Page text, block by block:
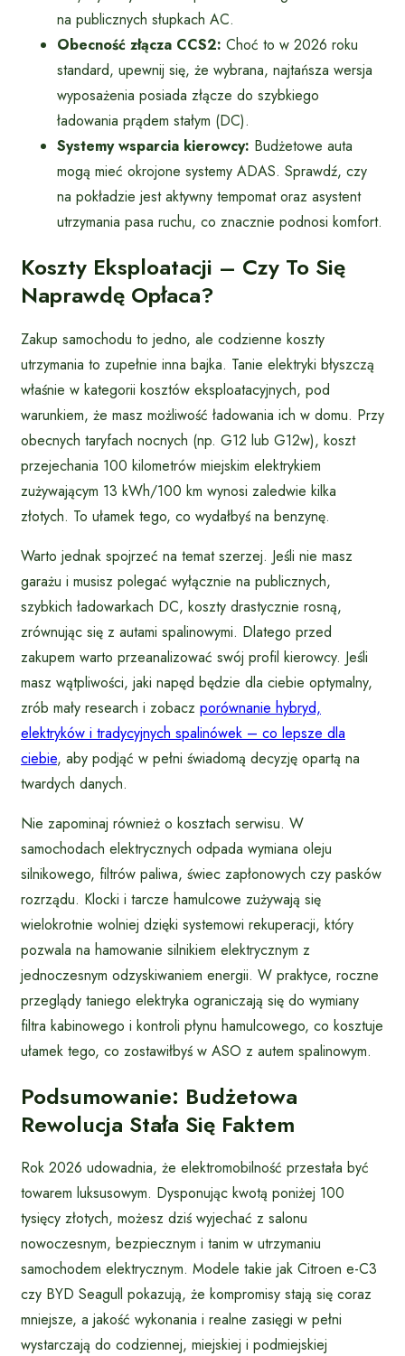
na publicznych słupkach AC.
Obecność złącza CCS2: Choć to w 2026 roku
standard, upewnij się, że wybrana, najtańsza wersja
wyposażenia posiada złącze do szybkiego
ładowania prądem stałym (DC).
Systemy wsparcia kierowcy: Budżetowe auta
mogą mieć okrojone systemy ADAS. Sprawdź, czy
na pokładzie jest aktywny tempomat oraz asystent
utrzymania pasa ruchu, co znacznie podnosi komfort.
Koszty Eksploatacji – Czy To Się
Naprawdę Opłaca?
Zakup samochodu to jedno, ale codzienne koszty
utrzymania to zupełnie inna bajka. Tanie elektryki błyszczą
właśnie w kategorii kosztów eksploatacyjnych, pod
warunkiem, że masz możliwość ładowania ich w domu. Przy
obecnych taryfach nocnych (np. G12 lub G12w), koszt
przejechania 100 kilometrów miejskim elektrykiem
zużywającym 13 kWh/100 km wynosi zaledwie kilka
złotych. To ułamek tego, co wydałbyś na benzynę.
Warto jednak spojrzeć na temat szerzej. Jeśli nie masz
garażu i musisz polegać wyłącznie na publicznych,
szybkich ładowarkach DC, koszty drastycznie rosną,
zrównując się z autami spalinowymi. Dlatego przed
zakupem warto przeanalizować swój profil kierowcy. Jeśli
masz wątpliwości, jaki napęd będzie dla ciebie optymalny,
zrób mały research i zobacz porównanie hybryd,
elektryków i tradycyjnych spalinówek – co lepsze dla
ciebie, aby podjąć w pełni świadomą decyzję opartą na
twardych danych.
Nie zapominaj również o kosztach serwisu. W
samochodach elektrycznych odpada wymiana oleju
silnikowego, filtrów paliwa, świec zapłonowych czy pasków
rozrządu. Klocki i tarcze hamulcowe zużywają się
wielokrotnie wolniej dzięki systemowi rekuperacji, który
pozwala na hamowanie silnikiem elektrycznym z
jednoczesnym odzyskiwaniem energii. W praktyce, roczne
przeglądy taniego elektryka ograniczają się do wymiany
filtra kabinowego i kontroli płynu hamulcowego, co kosztuje
ułamek tego, co zostawiłbyś w ASO z autem spalinowym.
Podsumowanie: Budżetowa
Rewolucja Stała Się Faktem
Rok 2026 udowadnia, że elektromobilność przestała być
towarem luksusowym. Dysponując kwotą poniżej 100
tysięcy złotych, możesz dziś wyjechać z salonu
nowoczesnym, bezpiecznym i tanim w utrzymaniu
samochodem elektrycznym. Modele takie jak Citroen e-C3
czy BYD Seagull pokazują, że kompromisy stają się coraz
mniejsze, a jakość wykonania i realne zasięgi w pełni
wystarczają do codziennej, miejskiej i podmiejskiej